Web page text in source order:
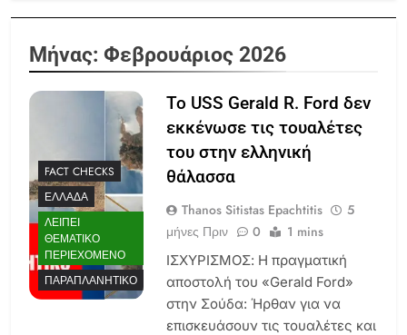
Μήνας: Φεβρουάριος 2026
FACT CHECKS
ΕΛΛΆΔΑ
ΛΕΊΠΕΙ
ΘΕΜΑΤΙΚΌ
ΠΕΡΙΕΧΌΜΕΝΟ
ΠΑΡΑΠΛΑΝΗΤΙΚΌ
Το USS Gerald R. Ford δεν
εκκένωσε τις τουαλέτες
του στην ελληνική
θάλασσα
Thanos Sitistas Epachtitis
5
μήνες Πριν
0 1 mins
ΙΣΧΥΡΙΣΜΟΣ: Η πραγματική
αποστολή του «Gerald Ford»
στην Σούδα: Ήρθαν για να
επισκευάσουν τις τουαλέτες και